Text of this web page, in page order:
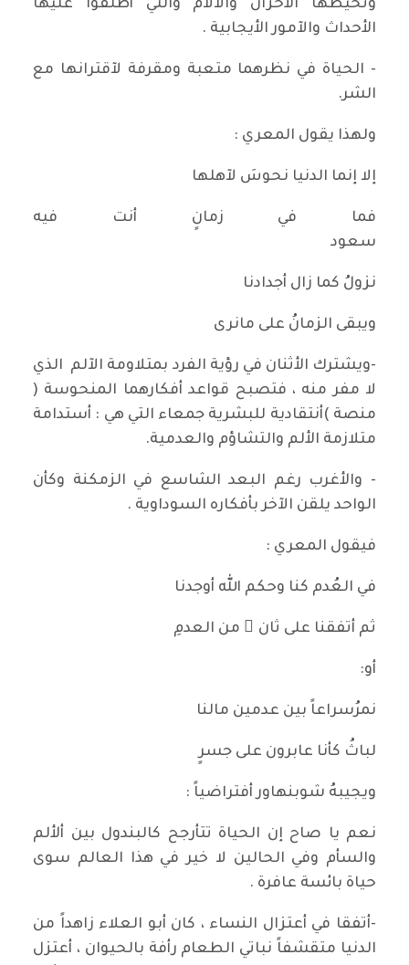
وتحيطها الأحزان والآلام والتي أطلقوا عليها
الأحداث والآمور الأيجابية .
- الحياة في نظرهما متعبة ومقرفة لآقترانها مع
الشر.
ولهذا يقول المعري :
إلا إنما الدنيا نحوسَ لآهلها
فما في زمانٍ أنت فيه
سعود
نزولُ كما زال أجدادنا
ويبقى الزمانُ على مانرى
-ويشترك الأثنان في رؤية الفرد بمتلاومة الآلم الذي
لا مفر منه ، فتصبح قواعد أفكارهما المنحوسة (
منصة )أنتقادية للبشرية جمعاء التي هي : أستدامة
متلازمة الألم والتشاؤم والعدمية.
- والأغرب رغم البعد الشاسع في الزمكنة وكأن
الواحد يلقن الآخر بأفكاره السوداوية .
فيقول المعري :
في العُدم كنا وحكم الله أوجدنا
ثم أتفقنا على ثان ٍ من العدمِ
أو:
نمرُسراعاً بين عدمين مالنا
لباثُ كأنا عابرون على جسرٍ
ويجيبهُ شوبنهاور أفتراضياً :
نعم يا صاح إن الحياة تتأرجح كالبندول بين ألألم
والسأم وفي الحالين لا خير في هذا العالم سوى
حياة بائسة عافرة .
-أتفقا في أعتزال النساء ، كان أبو العلاء زاهداً من
الدنيا متقشفاً نباتي الطعام رأفة بالحيوان ، أعتزل